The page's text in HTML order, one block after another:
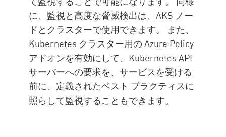
に、監視と高度な脅威検出は、AKS ノー
ドとクラスターで使用できます。 また、
Kubernetes クラスター用の Azure Policy
アドオンを有効にして、Kubernetes API
サーバーへの要求を、サービスを受ける
前に、定義されたベスト プラクティスに
照らして監視することもできます。